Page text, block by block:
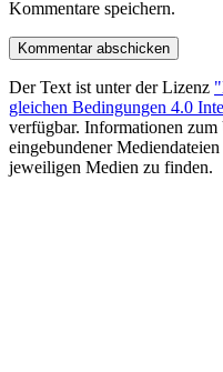
Kommentare speichern.
Der Text ist unter der Lizenz
gleichen Bedingungen 4.0
verfügbar. Informationen
eingebundener
jeweiligen Medien zu finden.